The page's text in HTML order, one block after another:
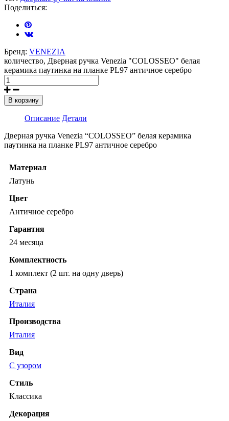
Поделиться:
Бренд: VENEZIA
количество, Дверная ручка Venezia "COLOSSEO" белая
керамика паутинка на планке PL97 античное серебро
В корзину
Описание Детали
Дверная ручка Venezia “COLOSSEO” белая керамика
паутинка на планке PL97 античное серебро
Материал
Латунь
Цвет
Античное серебро
Гарантия
24 месяца
Комплектность
1 комплект (2 шт. на одну дверь)
Страна
Италия
Производства
Италия
Вид
С узором
Стиль
Классика
Декорация